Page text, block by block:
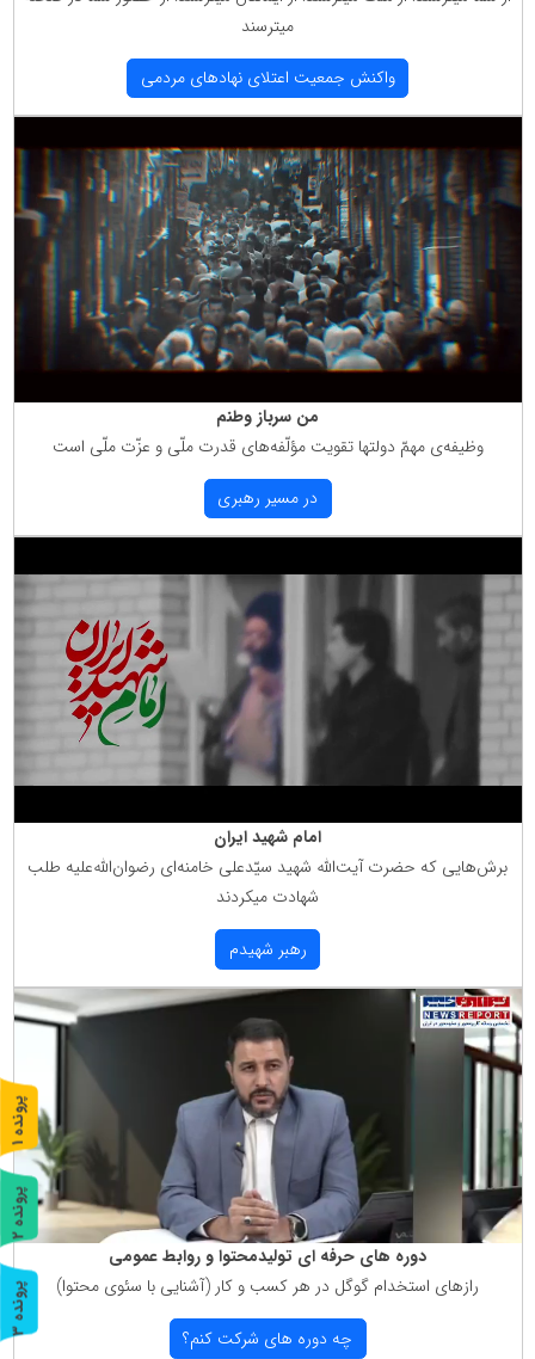
میترسند
واكنش جمعیت اعتلای نهادهای مردمی
من سرباز وطنم
وظیفه‌ی مهمّ دولتها تقویت مؤلّفه‌های قدرت ملّی و عزّت ملّی است
در مسیر رهبری
امام شهید ایران
برش‌هایی كه حضرت آیت‌الله شهید سیّدعلی خامنه‌ای رضوان‌الله‌علیه طلب
شهادت میكردند
رهبر شهیدم
دوره های حرفه ای تولیدمحتوا و روابط عمومی
رازهای استخدام گوگل در هر كسب و كار (آشنایی با سئوی محتوا)
چه دوره های شركت كنم؟
پ
ر
و
ن
د
ه
1
پ
ر
و
ن
د
ه
2
پ
ر
و
ن
د
ه
3